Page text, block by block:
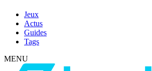
Jeux
Actus
Guides
Tags
MENU